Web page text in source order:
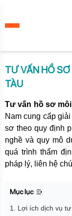
TƯ VẤN HỒ
TÀU
Tư vấn hồ sơ
Nam cung cấp
sơ theo quy định
nghề và quy mô
quá trình thẩm
pháp lý, liên hệ
Mục lục
1. Lợi ích dịch vụ